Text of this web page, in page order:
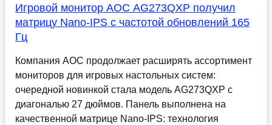
Игровой монитор AOC AG273QXP получил
матрицу Nano-IPS с частотой обновлений 165
Гц
Компания AOC продолжает расширять ассортимент
мониторов для игровых настольных систем:
очередной новинкой стала модель AG273QXP с
диагональю 27 дюймов. Панель выполнена на
качественной матрице Nano-IPS: технология